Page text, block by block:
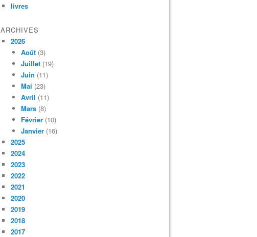
livres
ARCHIVES
2026
Août (3)
Juillet (19)
Juin (11)
Mai (23)
Avril (11)
Mars (8)
Février (10)
Janvier (16)
2025
2024
2023
2022
2021
2020
2019
2018
2017